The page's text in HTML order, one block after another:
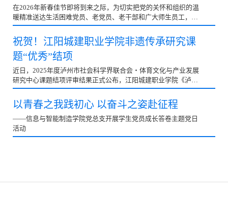
好民主生活会和组织生活会等重点任务，通过举办读书班、开展
专题研讨、讲专题党课、组织培训辅导等方式深化理论学习；通
问题；坚持即知即改、立行立…
在2026年新春佳节即将到来之际，为切实把党的关怀和组织的温
暖精准送达生活困难党员、老党员、老干部和广大师生员工，江
阳城建职业学院党委于1月22日开展了春节“送温暖”走访慰问活
动。校领导吴炎龙、任新红率先慰问了老干部代表，关切询问其
健康状况和生活近况。并对老干部对学校在在推进高质量党建引
领事业发展、优化学科专业布局、服务国家重大战略需求、加强
积极贡献表示衷心感谢。同时认真听取了老干部对学校“十五五”
建设规划的建议。在看望生活困难党员和群众时，校领导细致了
鼓励大家坚定信心、积极面对挑战…
祝贺！江阳城建职业学院非遗传承研究课
题“优秀”结项
近日，2025年度泸州市社会科学界联合会・体育文化与产业发展
研究中心课题结项评审结果正式公布，江阳城建职业学院《泸州
雨坛彩龙融入校园体育文化建设的swot分析及实施路径研究》
（课题编号：25tyb09）课题，在众多申报课题中脱颖而出，荣
获优秀（一等）！
以青春之我践初心 以奋斗之姿赴征程
——信息与智能制造学院党总支开展学生党员成长答卷主题党日
活动